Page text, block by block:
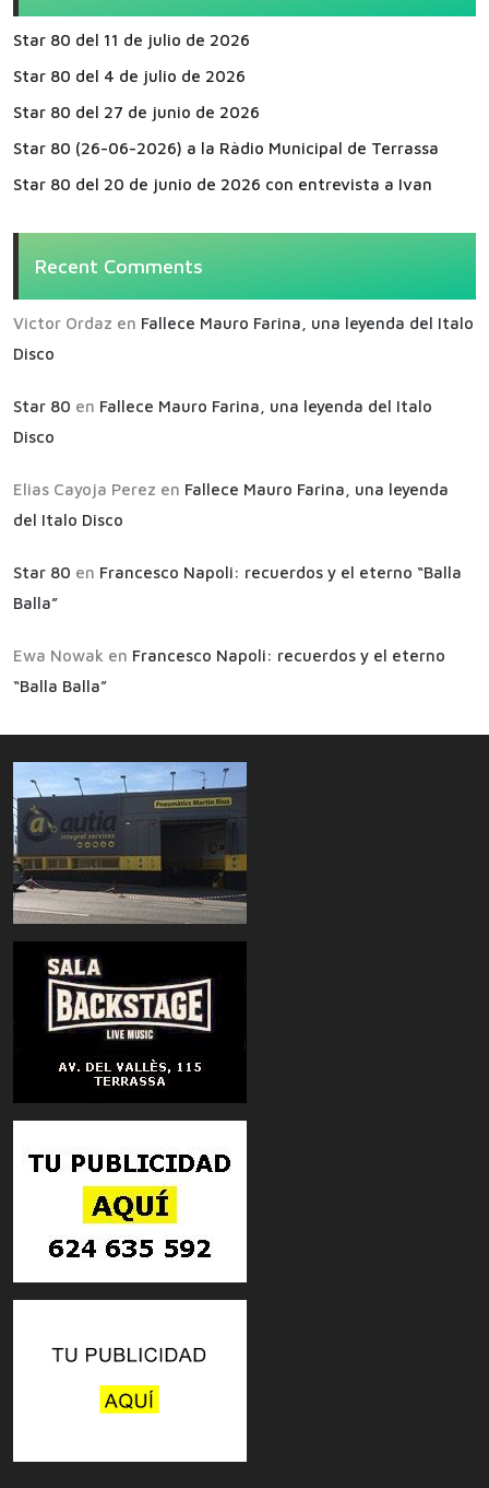
Star 80 del 11 de julio de 2026
Star 80 del 4 de julio de 2026
Star 80 del 27 de junio de 2026
Star 80 (26-06-2026) a la Ràdio Municipal de Terrassa
Star 80 del 20 de junio de 2026 con entrevista a Ivan
Recent Comments
Victor Ordaz en Fallece Mauro Farina, una leyenda del Italo
Disco
Star 80 en Fallece Mauro Farina, una leyenda del Italo
Disco
Elias Cayoja Perez en Fallece Mauro Farina, una leyenda
del Italo Disco
Star 80 en Francesco Napoli: recuerdos y el eterno “Balla
Balla”
Ewa Nowak en Francesco Napoli: recuerdos y el eterno
“Balla Balla”